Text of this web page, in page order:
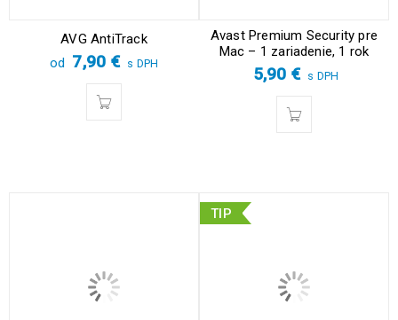
AVG AntiTrack
od 7,90 € s DPH
Avast Premium Security pre
Mac – 1 zariadenie, 1 rok
5,90 € s DPH
TIP